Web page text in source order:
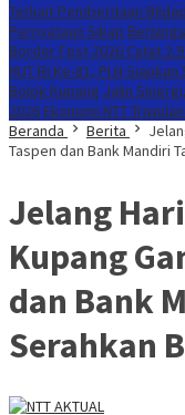
Terkait Pemberitaan
Pernyataan Sikap
Border Fest 2026 Catat
HUT RI Ke-81, PLN
Bolok Kupang Jalin
2026 Ekonomi NTT
Beranda
Berita
Taspen dan Bank Mandiri
Jelang
Kupang
dan Bank
Serahkan